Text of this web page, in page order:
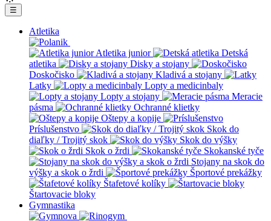
☰
Atletika
Atletika junior
Detská
atletika
Disky a stojany
Doskočisko
Kladivá a stojany
Latky
Lopty a medicinbaly
Lopty a stojany
Meracie
pásma
Ochranné klietky
Oštepy a kopije
Príslušenstvo
Skok do
diaľky / Trojitý skok
Skok do výšky
Skok o žrdi
Skokanské tyče
Stojany na skok do
výšky a skok o žrdi
Športové prekážky
Štafetové kolíky
Štartovacie bloky
Gymnastika